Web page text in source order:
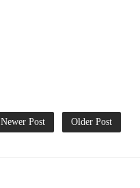
Newer Post Older Post